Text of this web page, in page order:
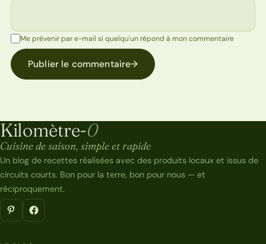
Me prévenir par e-mail si quelqu'un répond à mon commentaire
Publier le commentaire→
Kilomètre-0
Kilomètre-0
Cuisine de saison, simple et rapide
Un blog de recettes réalisées avec des produits locaux et issus de
circuits courts. Bon pour la terre, bon pour nous — et
réciproquement.